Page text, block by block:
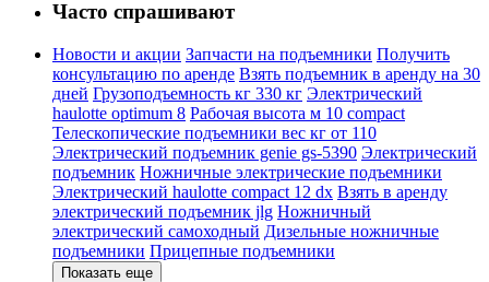
Часто спрашивают
Новости и акции Запчасти на подъемники Получить
консультацию по аренде Взять подъемник в аренду на 30
дней Грузоподъемность кг 330 кг Электрический
haulotte optimum 8 Рабочая высота м 10 compact
Телескопические подъемники вес кг от 110
Электрический подъемник genie gs-5390 Электрический
подъемник Ножничные электрические подъемники
Электрический haulotte compact 12 dx Взять в аренду
электрический подъемник jlg Ножничный
электрический самоходный Дизельные ножничные
подъемники Прицепные подъемники
Показать еще